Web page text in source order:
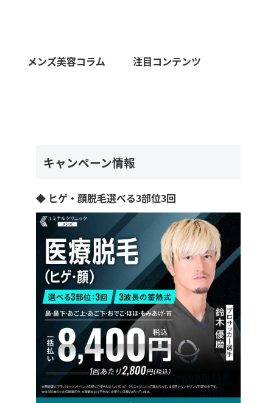
メンズ美容コラム 注目コンテンツ
キャンペーン情報
◆ ヒゲ・顔脱毛選べる3部位3回